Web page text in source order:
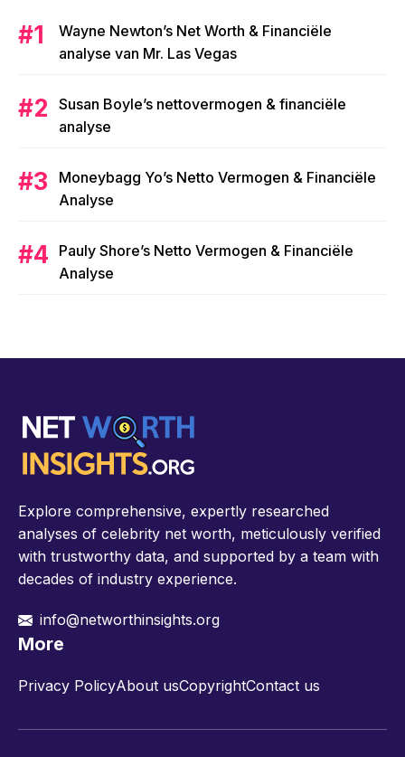
Wayne Newton’s Net Worth & Financiële
analyse van Mr. Las Vegas
Susan Boyle’s nettovermogen & financiële
analyse
Moneybagg Yo’s Netto Vermogen & Financiële
Analyse
Pauly Shore’s Netto Vermogen & Financiële
Analyse
Explore comprehensive, expertly researched
analyses of celebrity net worth, meticulously verified
with trustworthy data, and supported by a team with
decades of industry experience.
info@networthinsights.org
More
Privacy PolicyAbout usCopyrightContact us